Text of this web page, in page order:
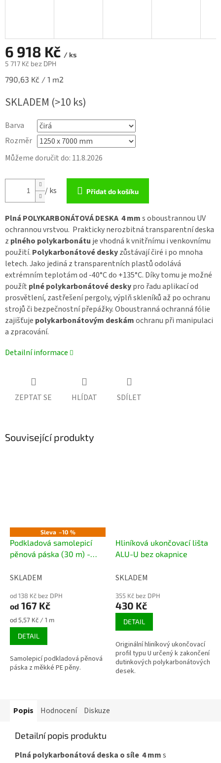
6 918 Kč / ks
5 717 Kč bez DPH
Měrná
790,63 Kč / 1 m2
SKLADEM (>10 ks)
Barva
Rozměr
Můžeme doručit do: 11.8.2026
/ ks Přidat do košíku
Plná POLYKARBONÁTOVÁ DESKA 4mms oboustrannou UV
ochrannou vrstvou. Prakticky nerozbitná transparentní deska
z plného polykarbonátu je vhodná k vnitřnímu i venkovnímu
použití. Polykarbonátové deskyzůstávají čiré i po mnoha
letech. Jako jediná z transparentních plastů odolává
extrémním teplotám od -40°C do +135°C. Díky tomu je možné
použít plné polykarbonátové deskypro řadu aplikací od
prosvětlení, zastřešení pergoly, výplň skleníků až po ochranu
strojů či bezpečnostní přepážky. Oboustranná ochranná fólie
zajišťuje polykarbonátovým deskámochranu při manipulaci
a zpracování.
Detailní informace
ZEPTAT SE HLÍDAT SDÍLET
Související produkty
Sleva –10 %
Podkladová samolepicí
pěnová páska (30 m) -
SKLADEM
od 138 Kč bez DPH
od 167 Kč
Měrná
cena:
od 5,57 Kč / 1 m
DETAIL
Samolepicí podkladová pěnová
páska z měkké PE pěny.
Hliníková ukončovací lišta
ALU-U bez okapnice
SKLADEM
355 Kč bez DPH
430 Kč
DETAIL
Originální hliníkový ukončovací
profil typu U určený k zakončení
dutinkových polykarbonátových
desek.
Popis Hodnocení Diskuze
Detailní popis produktu
Plná polykarbonátová deska o síle 4 mms